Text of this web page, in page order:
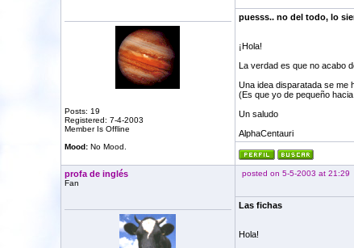
Posts: 19
Registered: 7-4-2003
Member Is Offline
Mood:No Mood.
puesss.. no del todo, lo
¡Hola!
La verdad es que no acabo
Una idea disparatada se me
(Es que yo de pequeño
Un saludo
AlphaCentauri
profa de inglés
Fan
posted on 5-5-2003 at 21:29
Las fichas
Hola!